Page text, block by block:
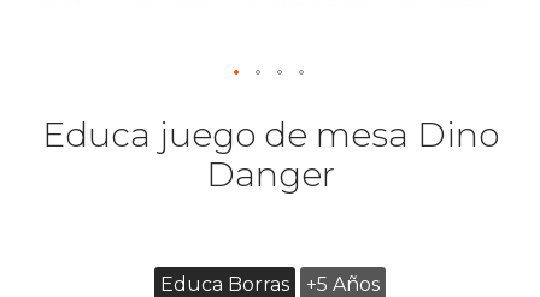
Educa juego de mesa Dino
Danger
Educa Borras +5 Años